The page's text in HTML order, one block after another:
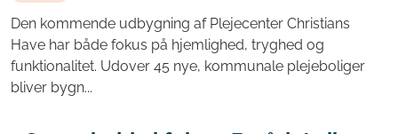
Den kommende udbygning af Plejecenter Christians
Have har både fokus på hjemlighed, tryghed og
funktionalitet. Udover 45 nye, kommunale plejeboliger
bliver bygn...